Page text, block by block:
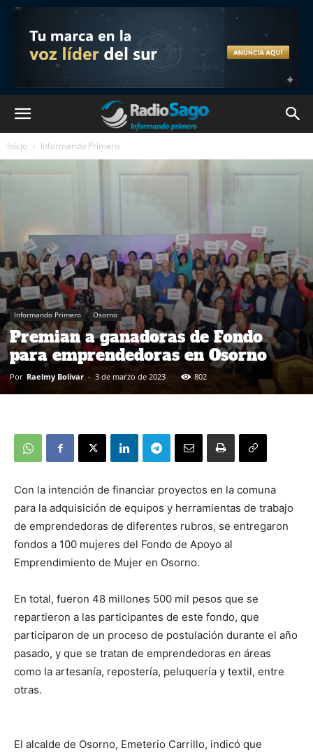
Inicio Informando Primero
Informando Primero Osorno
Premian a ganadoras de Fondo
para emprendedoras en Osorno
Por Raelmy Bolivar - 3 de marzo de 2023 802
Con la intención de financiar proyectos en la comuna
para la adquisición de equipos y herramientas de trabajo
de emprendedoras de diferentes rubros, se entregaron
fondos a 100 mujeres del Fondo de Apoyo al
Emprendimiento de Mujer en Osorno.
En total, fueron 48 millones 500 mil pesos que se
repartieron a las participantes de este fondo, que
participaron de un proceso de postulación durante el año
pasado, y que se tratan de emprendedoras en áreas
como la artesanía, repostería, peluquería y textil, entre
otras.
El alcalde de Osorno, Emeterio Carrillo, indicó que